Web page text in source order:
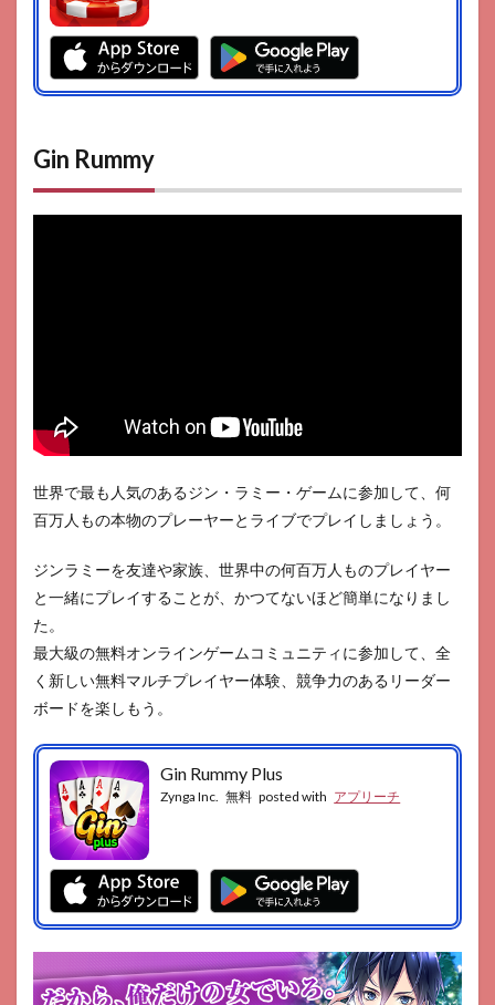
Gin Rummy
世界で最も人気のあるジン・ラミー・ゲームに参加して、何
百万人もの本物のプレーヤーとライブでプレイしましょう。
ジンラミーを友達や家族、世界中の何百万人ものプレイヤー
と一緒にプレイすることが、かつてないほど簡単になりまし
た。
最大級の無料オンラインゲームコミュニティに参加して、全
く新しい無料マルチプレイヤー体験、競争力のあるリーダー
ボードを楽しもう。
Gin Rummy Plus
Zynga Inc. 無料 posted with アプリーチ